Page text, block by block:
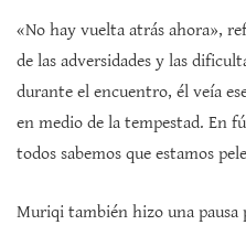
«No hay vuelta atrás ahora»,
de las adversidades y las
durante el encuentro, él veía
en medio de la tempestad. En
todos sabemos que estamos
Muriqi también hizo una pausa